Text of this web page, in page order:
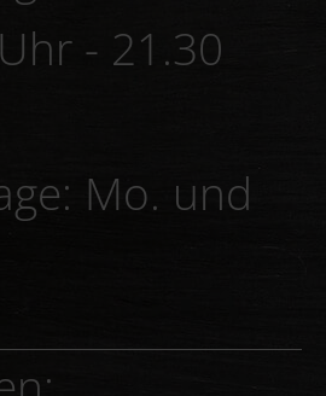
- 21.30
Mo. und